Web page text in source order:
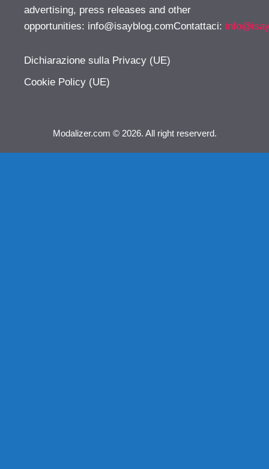
advertising, press releases and other
opportunities: info@isayblog.comContattaci:
Dichiarazione sulla Privacy (UE)
Cookie Policy (UE)
Modalizer.com © 2026. All right reserverd.